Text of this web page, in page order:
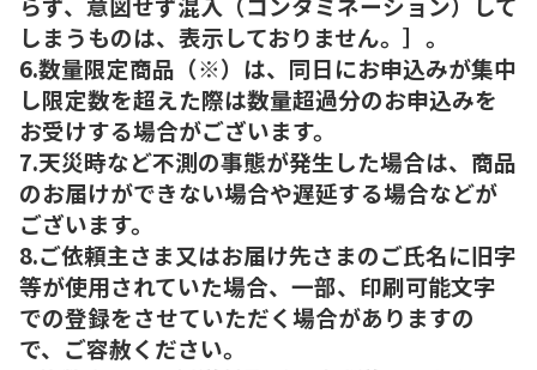
しまうものは、表示しておりません。］。
6.数量限定商品（※）は、同日にお申込みが集中
し限定数を超えた際は数量超過分のお申込みを
お受けする場合がございます。
7.天災時など不測の事態が発生した場合は、商品
のお届けができない場合や遅延する場合などが
ございます。
8.ご依頼主さま又はお届け先さまのご氏名に旧字
等が使用されていた場合、一部、印刷可能文字
での登録をさせていただく場合がありますの
で、ご容赦ください。